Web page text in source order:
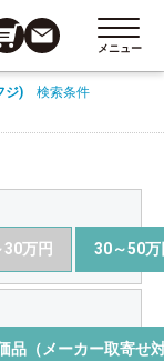
メニュー
ジ) 検索条件
30万円 30～50万
品（メーカー取寄せ